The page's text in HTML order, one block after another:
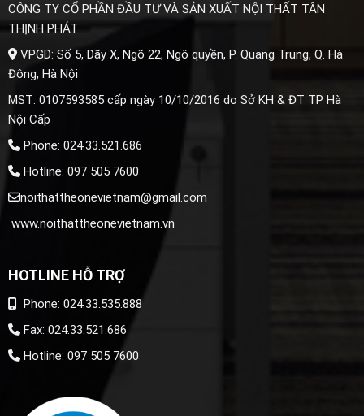
CÔNG TY CỔ PHẦN ĐẦU TƯ VÀ SẢN XUẤT NỘI THẤT TÂN
THỊNH PHÁT
VPGD: Số 5, Dãy X, Ngõ 22, Ngô quyền, P. Quang Trung, Q. Hà
Đông, Hà Nội
MST: 0107593585 cấp ngày 10/10/2016 do Sở KH & ĐT TP Hà
Nội Cấp
Phone: 024.33.521.686
Hotline: 097 505 7600
noithattheonevietnam@gmail.com
www.noithattheonevietnam.vn
HOTLINE HỖ TRỢ
Phone: 024.33.535.888
Fax: 024.33.521.686
Hotline: 097 505 7600